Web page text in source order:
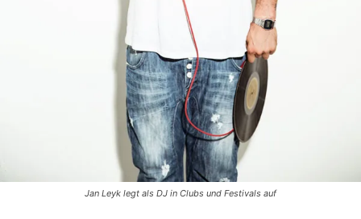
Jan Leyk legt als DJ in Clubs und Festivals auf